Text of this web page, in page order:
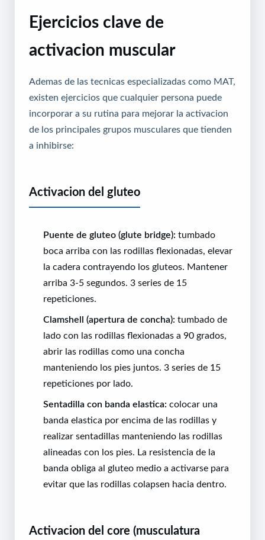
Ejercicios clave de
activacion muscular
Ademas de las tecnicas especializadas como MAT,
existen ejercicios que cualquier persona puede
incorporar a su rutina para mejorar la activacion
de los principales grupos musculares que tienden
a inhibirse:
Activacion del gluteo
Puente de gluteo (glute bridge): tumbado
boca arriba con las rodillas flexionadas, elevar
la cadera contrayendo los gluteos. Mantener
arriba 3-5 segundos. 3 series de 15
repeticiones.
Clamshell (apertura de concha): tumbado de
lado con las rodillas flexionadas a 90 grados,
abrir las rodillas como una concha
manteniendo los pies juntos. 3 series de 15
repeticiones por lado.
Sentadilla con banda elastica: colocar una
banda elastica por encima de las rodillas y
realizar sentadillas manteniendo las rodillas
alineadas con los pies. La resistencia de la
banda obliga al gluteo medio a activarse para
evitar que las rodillas colapsen hacia dentro.
Activacion del core (musculatura